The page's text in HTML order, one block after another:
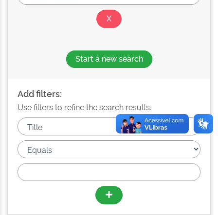
Start a new search
Add filters:
Use filters to refine the search results.